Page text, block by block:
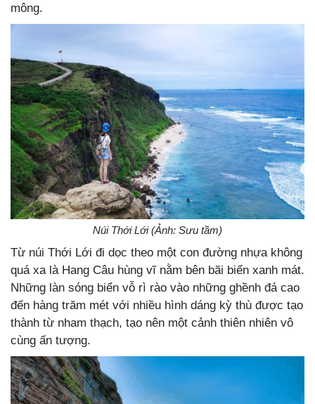
mông.
Núi Thới Lới (Ảnh: Sưu tầm)
Từ núi Thới Lới đi dọc theo một con đường nhựa không
quá xa là Hang Câu hùng vĩ nằm bên bãi biển xanh mát.
Những làn sóng biển vỗ rì rào vào những ghềnh đá cao
đến hàng trăm mét với nhiều hình dáng kỳ thù được tạo
thành từ nham thạch, tạo nên một cảnh thiên nhiên vô
cùng ấn tượng.